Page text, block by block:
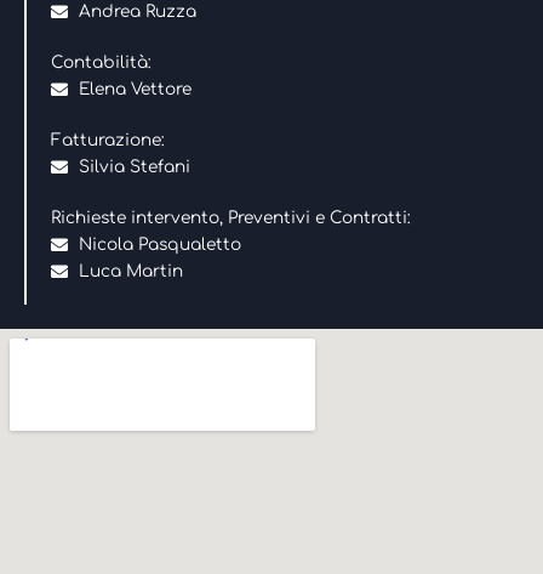
Andrea Ruzza
Contabilità:
Elena Vettore
Fatturazione:
Silvia Stefani
Richieste intervento, Preventivi e Contratti:
Nicola Pasqualetto
Luca Martin